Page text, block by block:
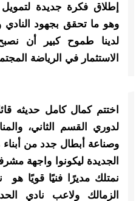
إطلاق فكرة جديدة
وهو ما تحقق بجهود النادي
لدينا طموح كبير أن
الاستثمار في الرياضة
اختتم كمال كامل حديثه
لدوري القسم الثاني،
وصناعة أبطال جدد من أبناء
الجديدة ليكونوا واجهة
نمتلك مديرًا فنيًا قويًا هو
الزمالك ولاعب نادي